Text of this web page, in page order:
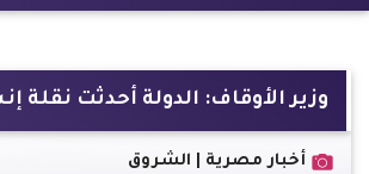
وزير الأوقاف: الدولة أحدثت نقلة
أخبار مصرية | الشروق